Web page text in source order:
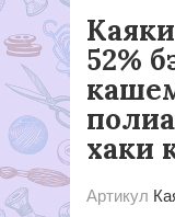
52%
хаки
Артикул